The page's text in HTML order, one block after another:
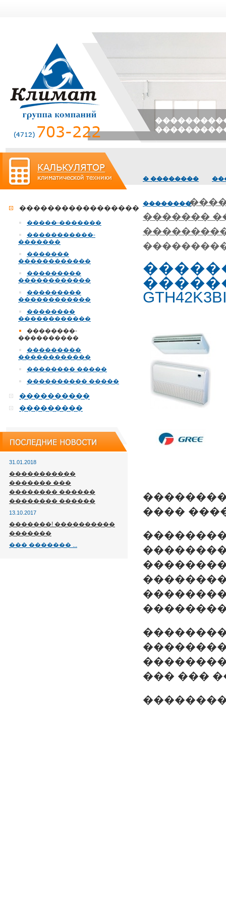
� ��������
��������
�������
�����������
����
��� ���
�����������������
�����-�������
�����������-
�������
�������
������������
���������
������������
���������
������������
��������
������������
��������-
����������
���������
������������
�������� �����
���������� �����
����������
���������
31.01.2018
�����������
������� ���
�������� ������
�������� ������
13.10.2017
�������! ����������
�������
��� ������� ...